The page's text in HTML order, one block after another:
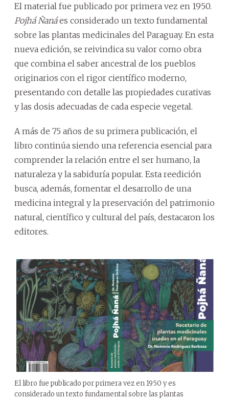
El material fue publicado por primera vez en 1950.
Pojhá Ñanáes considerado un texto fundamental
sobre las plantas medicinales del Paraguay. En esta
nueva edición, se reivindica su valor como obra
que combina el saber ancestral de los pueblos
originarios con el rigor científico moderno,
presentando con detalle las propiedades curativas
y las dosis adecuadas de cada especie vegetal.
A más de 75 años de su primera publicación, el
libro continúa siendo una referencia esencial para
comprender la relación entre el ser humano, la
naturaleza y la sabiduría popular. Esta reedición
busca, además, fomentar el desarrollo de una
medicina integral y la preservación del patrimonio
natural, científico y cultural del país, destacaron los
editores.
El libro fue publicado por primera vez en 1950 y es
considerado un texto fundamental sobre las plantas